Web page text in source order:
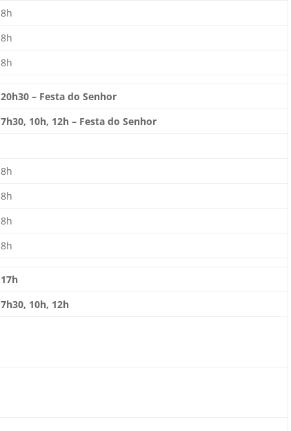
8h
8h
8h
20h30 – Festa do Senhor
7h30, 10h, 12h – Festa do Senhor
8h
8h
8h
8h
17h
7h30, 10h, 12h